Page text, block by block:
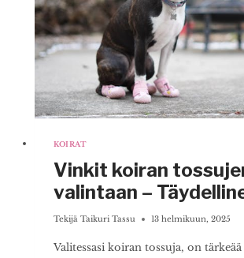
KOIRAT
Vinkit koiran
valintaan –
Tekijä Taikuri Tassu 13 helmikuun, 2025
Valitessasi koiran tossuja, on